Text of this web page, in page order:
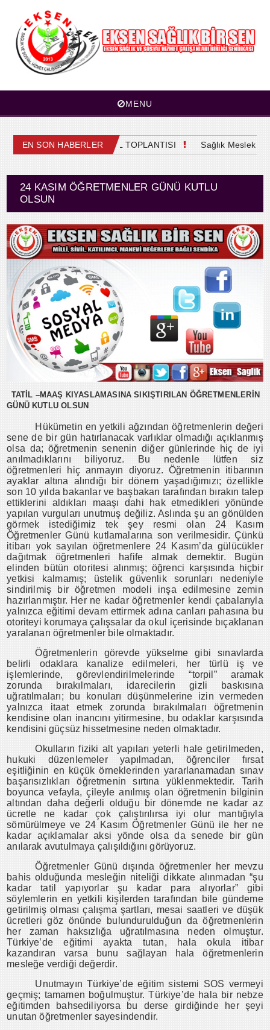
MENU
EN SON HABERLER
4. OLAĞAN GENEL KURUL TOPLANTISI Sağlık Meslek
24 KASIM ÖĞRETMENLER GÜNÜ KUTLU
OLSUN
TATİL –MAAŞ KIYASLAMASINA SIKIŞTIRILAN ÖĞRETMENLERİN
GÜNÜ KUTLU OLSUN
Hükümetin en yetkili ağzından öğretmenlerin değeri
sene de bir gün hatırlanacak varlıklar olmadığı açıklanmış
olsa da; öğretmenin senenin diğer günlerinde hiç de iyi
anılmadıklarını biliyoruz. Bu nedenle lütfen siz
öğretmenleri hiç anmayın diyoruz. Öğretmenin itibarının
ayaklar altına alındığı bir dönem yaşadığımızı; özellikle
son 10 yılda bakanlar ve başbakan tarafından bırakın talep
ettiklerini aldıkları maaşı dahi hak etmedikleri yönünde
yapılan vurguları unutmuş değiliz. Aslında şu an gönülden
görmek istediğimiz tek şey resmi olan 24 Kasım
Öğretmenler Günü kutlamalarına son verilmesidir. Çünkü
itibarı yok sayılan öğretmenlere 24 Kasım’da gülücükler
dağıtmak öğretmenleri hafife almak demektir. Bugün
elinden bütün otoritesi alınmış; öğrenci karşısında hiçbir
yetkisi kalmamış; üstelik güvenlik sorunları nedeniyle
sindirilmiş bir öğretmen modeli inşa edilmesine zemin
hazırlanmıştır. Her ne kadar öğretmenler kendi çabalarıyla
yalnızca eğitimi devam ettirmek adına canları pahasına bu
otoriteyi korumaya çalışsalar da okul içerisinde bıçaklanan
yaralanan öğretmenler bile olmaktadır.
Öğretmenlerin görevde yükselme gibi sınavlarda
belirli odaklara kanalize edilmeleri, her türlü iş ve
işlemlerinde, görevlendirilmelerinde “torpil” aramak
zorunda bırakılmaları, idarecilerin gizli baskısına
uğratılmaları; bu konuları düşünmelerine izin vermeden
yalnızca itaat etmek zorunda bırakılmaları öğretmenin
kendisine olan inancını yitirmesine, bu odaklar karşısında
kendisini güçsüz hissetmesine neden olmaktadır.
Okulların fiziki alt yapıları yeterli hale getirilmeden,
hukuki düzenlemeler yapılmadan, öğrenciler fırsat
eşitliğinin en küçük örneklerinden yararlanamadan sınav
başarısızlıkları öğretmenin sırtına yüklenmektedir. Tarih
boyunca vefayla, çileyle anılmış olan öğretmenin bilginin
altından daha değerli olduğu bir dönemde ne kadar az
ücretle ne kadar çok çalıştırılırsa iyi olur mantığıyla
sömürülmeye ve 24 Kasım Öğretmenler Günü ile her ne
kadar açıklamalar aksi yönde olsa da senede bir gün
anılarak avutulmaya çalışıldığını görüyoruz.
Öğretmenler Günü dışında öğretmenler her mevzu
bahis olduğunda mesleğin niteliği dikkate alınmadan “şu
kadar tatil yapıyorlar şu kadar para alıyorlar” gibi
söylemlerin en yetkili kişilerden tarafından bile gündeme
getirilmiş olması çalışma şartları, mesai saatleri ve düşük
ücretleri göz önünde bulundurulduğun da öğretmenlerin
her zaman haksızlığa uğratılmasına neden olmuştur.
Türkiye’de eğitimi ayakta tutan, hala okula itibar
kazandıran varsa bunu sağlayan hala öğretmenlerin
mesleğe verdiği değerdir.
Unutmayın Türkiye’de eğitim sistemi SOS vermeyi
geçmiş; tamamen boğulmuştur. Türkiye’de hala bir nebze
eğitimden bahsediliyorsa bu derse girdiğinde her şeyi
unutan öğretmenler sayesindendir.